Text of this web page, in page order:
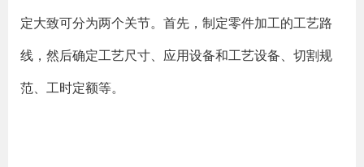
定大致可分为两个关节。首先，制定零件加工的工艺路
线，然后确定工艺尺寸、应用设备和工艺设备、切割规
范、工时定额等。